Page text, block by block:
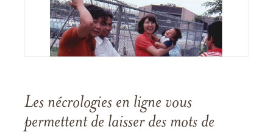
Les nécrologies en ligne vous
permettent de laisser des mots de